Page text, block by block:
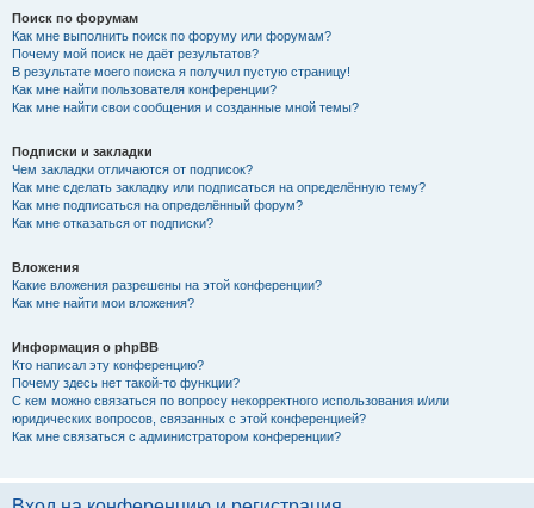
Поиск по форумам
Как мне выполнить поиск по форуму или форумам?
Почему мой поиск не даёт результатов?
В результате моего поиска я получил пустую страницу!
Как мне найти пользователя конференции?
Как мне найти свои сообщения и созданные мной темы?
Подписки и закладки
Чем закладки отличаются от подписок?
Как мне сделать закладку или подписаться на определённую тему?
Как мне подписаться на определённый форум?
Как мне отказаться от подписки?
Вложения
Какие вложения разрешены на этой конференции?
Как мне найти мои вложения?
Информация о phpBB
Кто написал эту конференцию?
Почему здесь нет такой-то функции?
С кем можно связаться по вопросу некорректного использования и/или
юридических вопросов, связанных с этой конференцией?
Как мне связаться с администратором конференции?